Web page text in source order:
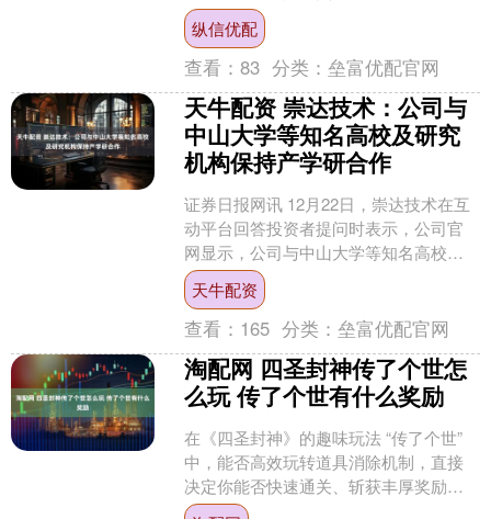
指南。孙院士在肿瘤领域工作了近70
年，他结合中西医学的....
纵信优配
查看：83 分类： 垒富优配官网
天牛配资 崇达技术：公司与
中山大学等知名高校及研究
机构保持产学研合作
证券日报网讯 12月22日，崇达技术在互
动平台回答投资者提问时表示，公司官
网显示，公司与中山大学等知名高校及
研究机构保持产学研合作。关于玻璃基
板，子公司普诺威正....
天牛配资
查看： 165 分类： 垒富优配官网
淘配网 四圣封神传了个世怎
么玩 传了个世有什么奖励
在《四圣封神》的趣味玩法 “传了个世”
中，能否高效玩转道具消除机制，直接
决定你能否快速通关、斩获丰厚奖励。
掌握以下规则与技巧，新手也能轻松上